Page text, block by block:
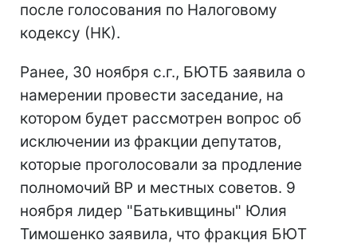
после голосования по Налоговому
кодексу (НК).
Ранее, 30 ноября с.г., БЮТБ заявила о
намерении провести заседание, на
котором будет рассмотрен вопрос об
исключении из фракции депутатов,
которые проголосовали за продление
полномочий ВР и местных советов. 9
ноября лидер "Батькивщины" Юлия
Тимошенко заявила, что фракция БЮТ